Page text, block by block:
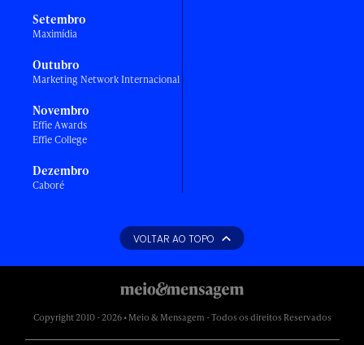
Setembro
Maximídia
Outubro
Marketing Network Internacional
Novembro
Effie Awards
Effie College
Dezembro
Caboré
VOLTAR AO TOPO
Copyright 2010 - 2026 • Meio & Mensagem - Todos os direitos Reservados